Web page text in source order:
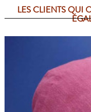
LES CLIENTS QUI